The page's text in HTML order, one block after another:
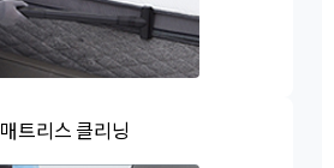
매트리스 클리닝